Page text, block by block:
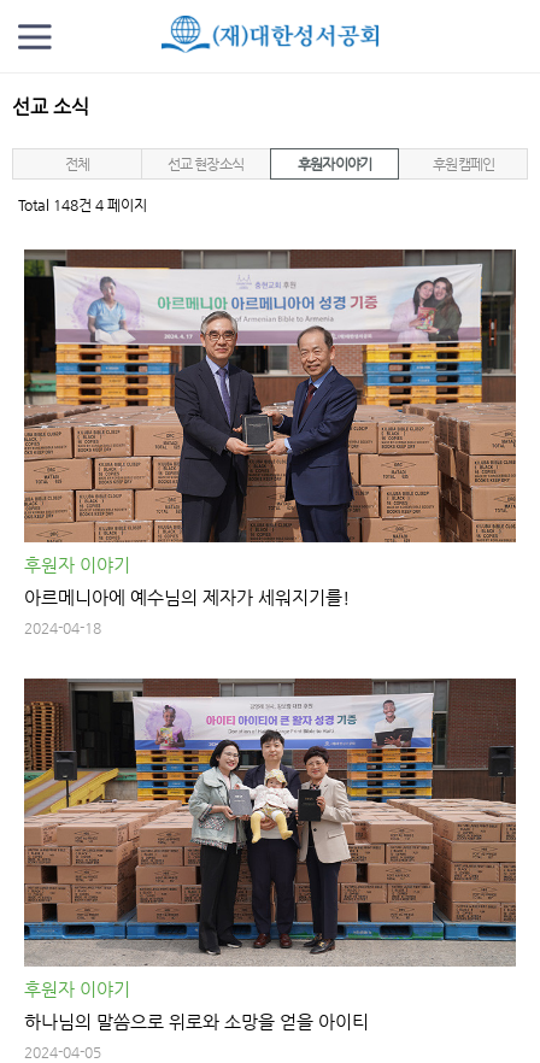
선교 소식
전체 선교 현장 소식 후원자 이야기 후원 캠페인
Total 148건 4 페이지
후원자 이야기
아르메니아에 예수님의 제자가 세워지기를!
2024-04-18
후원자 이야기
하나님의 말씀으로 위로와 소망을 얻을 아이티
2024-04-05